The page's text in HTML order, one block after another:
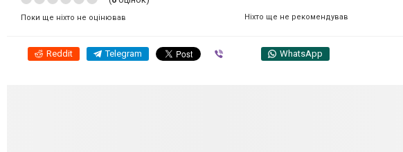
Поки ще ніхто не оцінював Ніхто ще не рекомендував
Reddit Telegram WhatsApp